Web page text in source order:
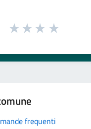
frequenti